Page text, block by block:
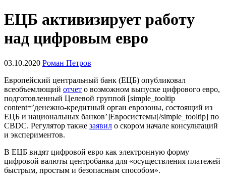
ЕЦБ активизирует работу
над цифровым евро
03.10.2020 Роман Петров
Европейский центральный банк (ЕЦБ) опубликовал
всеобъемлющий отчет о возможном выпуске цифрового евро,
подготовленный Целевой группой [simple_tooltip
content=’денежно-кредитный орган еврозоны, состоящий из
ЕЦБ и национальных банков’]Евросистемы[/simple_tooltip] по
CBDC. Регулятор также заявил о скором начале консультаций
и экспериментов.
В ЕЦБ видят цифровой евро как электронную форму
цифровой валюты центробанка для «осуществления платежей
быстрым, простым и безопасным способом».